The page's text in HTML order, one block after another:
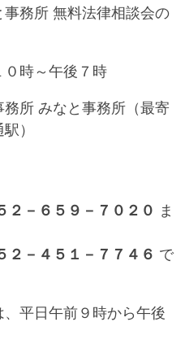
務所 無料法律相談会の
０時～午後７時
所 みなと事務所（最寄
）
２－６５９－７０２０ ま
２－４５１－７７４６ で
平日午前９時から午後